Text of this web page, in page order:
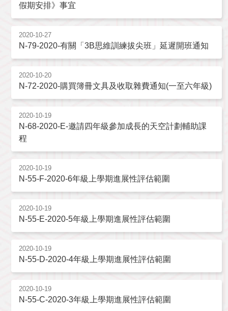
假期安排》事宜
2020-10-27
N-79-2020-有關「3B思維訓練拔尖班」延遲開班通知
2020-10-20
N-72-2020-購買簿冊文具及收取雜費通知(一至六年級)
2020-10-19
N-68-2020-E-邀請四年級參加成長的天空計劃輔助課
程
2020-10-19
N-55-F-2020-6年級上學期進展性評估範圍
2020-10-19
N-55-E-2020-5年級上學期進展性評估範圍
2020-10-19
N-55-D-2020-4年級上學期進展性評估範圍
2020-10-19
N-55-C-2020-3年級上學期進展性評估範圍